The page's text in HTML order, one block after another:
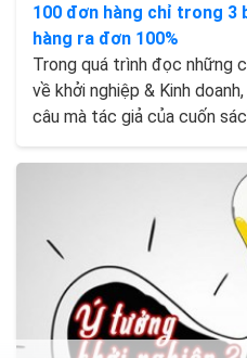
100 đơn hàng chỉ trong 3
hàng ra đơn 100%
Trong quá trình đọc những
về khởi nghiệp & Kinh
câu mà tác giả của cuốn